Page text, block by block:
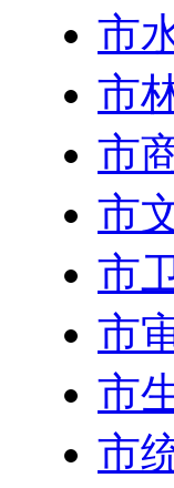
市
市
市
市
市
市
市
市